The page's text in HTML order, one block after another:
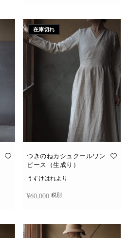
在庫切れ
つきのねカシュクールワン
ピース（生成り）
うすけはれより
¥60,000 税別